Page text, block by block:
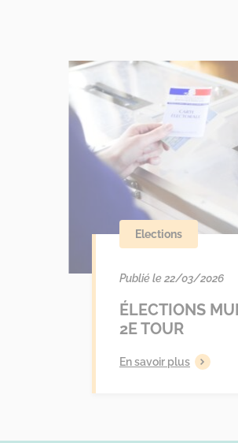
Elections
Publié le 22/03/2026
ÉLECTIONS
2E TOUR
En savoir plus